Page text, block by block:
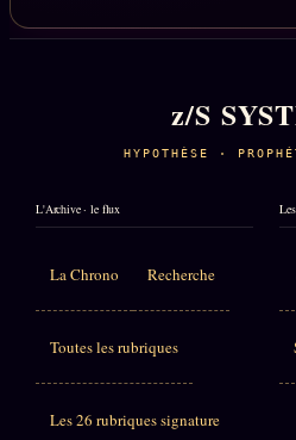
z/S
HYPOTHÈSE ·
L'Archive · le flux
La Chrono Recherche
Toutes les rubriques
Les 26 rubriques signature